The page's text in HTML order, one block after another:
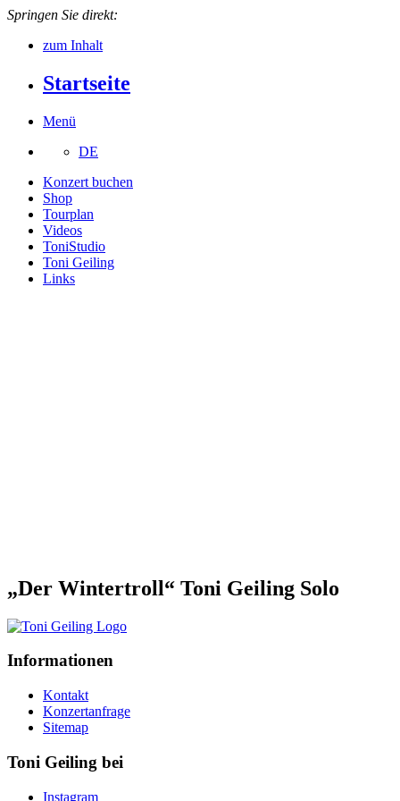
Springen Sie direkt:
zum Inhalt
Startseite
Menü
DE
Konzert buchen
Shop
Tourplan
Videos
ToniStudio
Toni Geiling
Links
„Der Wintertroll“ Toni Geiling Solo
Informationen
Kontakt
Konzertanfrage
Sitemap
Toni Geiling bei
Instagram